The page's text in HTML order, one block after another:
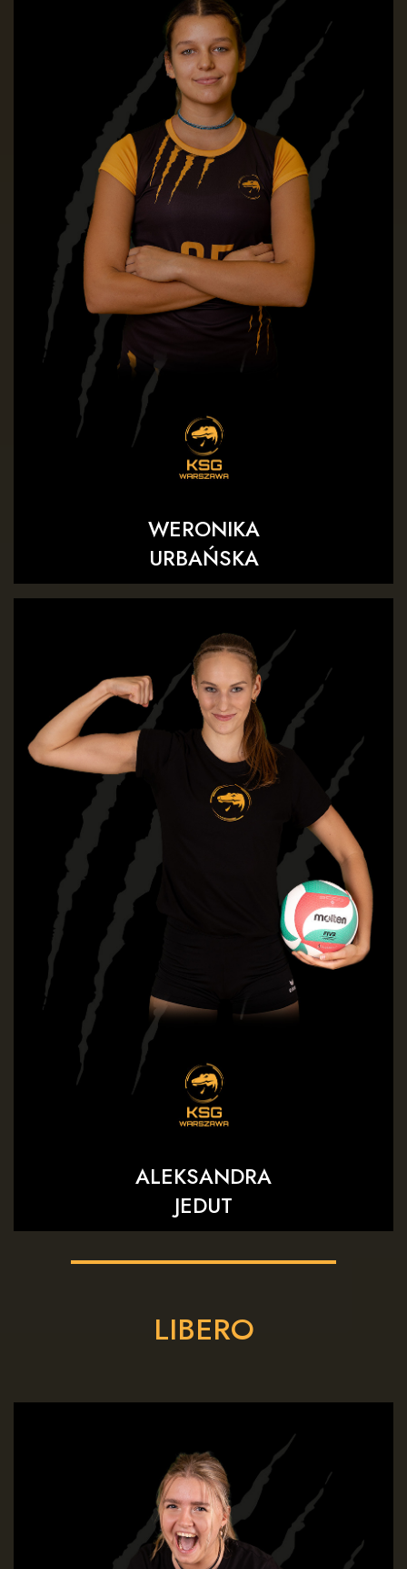
WERONIKA
URBAŃSKA
ALEKSANDRA
JEDUT
LIBERO